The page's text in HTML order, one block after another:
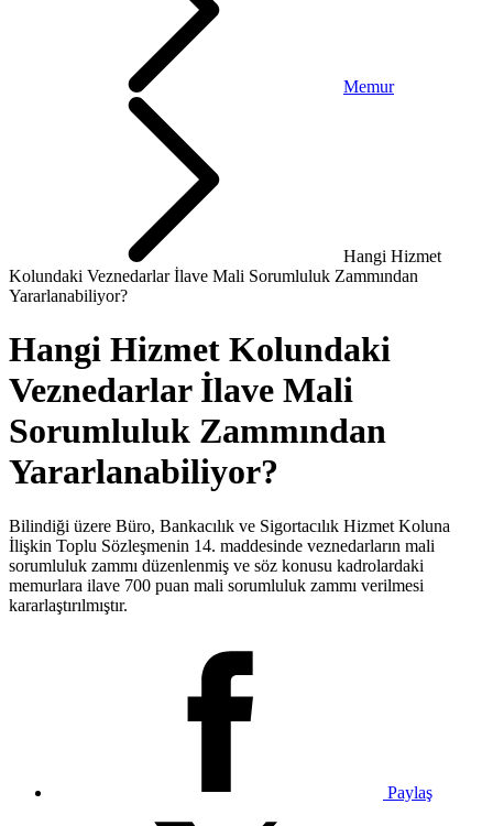
Memur
Hangi Hizmet
Kolundaki Veznedarlar İlave Mali Sorumluluk Zammından
Yararlanabiliyor?
Hangi Hizmet Kolundaki
Veznedarlar İlave Mali
Sorumluluk Zammından
Yararlanabiliyor?
Bilindiği üzere Büro, Bankacılık ve Sigortacılık Hizmet Koluna
İlişkin Toplu Sözleşmenin 14. maddesinde veznedarların mali
sorumluluk zammı düzenlenmiş ve söz konusu kadrolardaki
memurlara ilave 700 puan mali sorumluluk zammı verilmesi
kararlaştırılmıştır.
Paylaş